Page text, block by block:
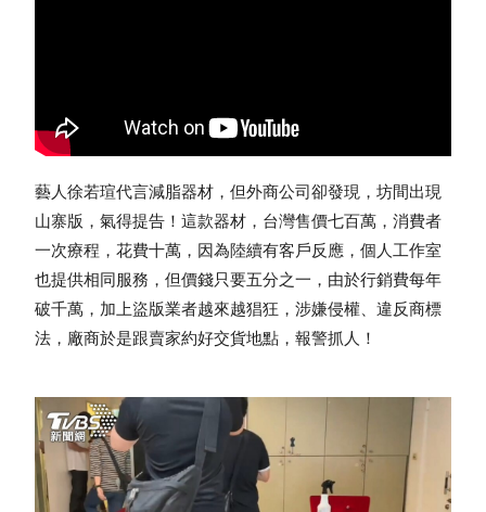
藝人徐若瑄代言減脂器材，但外商公司卻發現，坊間出現
山寨版，氣得提告！這款器材，台灣售價七百萬，消費者
一次療程，花費十萬，因為陸續有客戶反應，個人工作室
也提供相同服務，但價錢只要五分之一，由於行銷費每年
破千萬，加上盜版業者越來越猖狂，涉嫌侵權、違反商標
法，廠商於是跟賣家約好交貨地點，報警抓人！